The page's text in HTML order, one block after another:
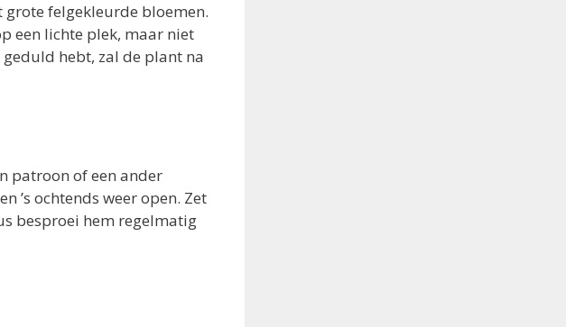
felgekleurde bloemen.
een lichte plek, maar niet
hebt, zal de plant na
patroon of een ander
’s ochtends weer open. Zet
besproei hem regelmatig